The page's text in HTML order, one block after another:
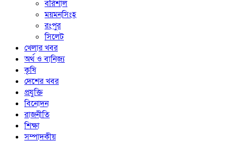
বরিশাল
ময়মনসিংহ
রংপুর
সিলেট
খেলার খবর
অর্থ ও বানিজ্য
কৃষি
দেশের খবর
প্রযুক্তি
বিনোদন
রাজনীতি
শিক্ষা
সম্পাদকীয়